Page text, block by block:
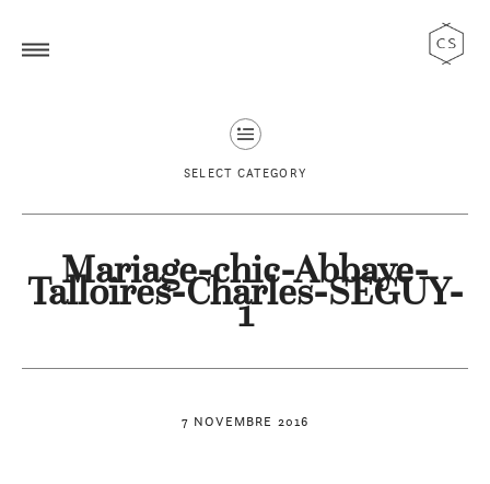
SELECT CATEGORY
7 NOVEMBRE 2016
Mariage-chic-Abbaye-
Talloires-Charles-SEGUY-
1